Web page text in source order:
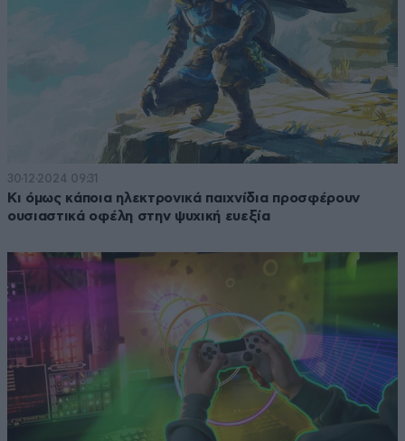
30·12·2024 09:31
Κι όμως κάποια ηλεκτρονικά παιχνίδια προσφέρουν
ουσιαστικά οφέλη στην ψυχική ευεξία